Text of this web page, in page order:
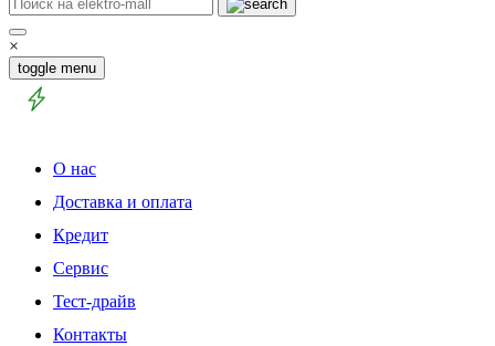
×
toggle menu
О нас
Доставка и оплата
Кредит
Сервис
Тест-драйв
Контакты